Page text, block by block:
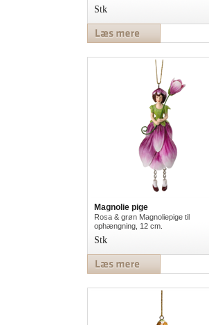
Stk
Magnolie pige
Rosa & grøn Magnoliepige til
ophængning, 12 cm.
Stk